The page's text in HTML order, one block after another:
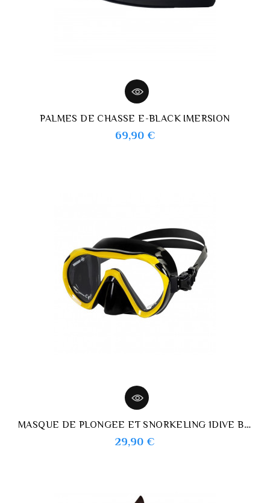
PALMES DE CHASSE E-BLACK IMERSION
69,90 €Prix
MASQUE DE PLONGEE ET SNORKELING 1DIVE BEUCHAT
29,90 €